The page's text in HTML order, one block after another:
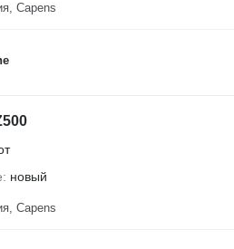
Capens
новый
Capens